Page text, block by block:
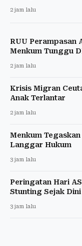
2 jam lalu
RUU Perampasan
Menkum Tunggu
2 jam lalu
Krisis Migran
Anak Terlantar
2 jam lalu
Menkum
Langgar Hukum
3 jam lalu
Peringatan Hari
Stunting Sejak Dini
3 jam lalu